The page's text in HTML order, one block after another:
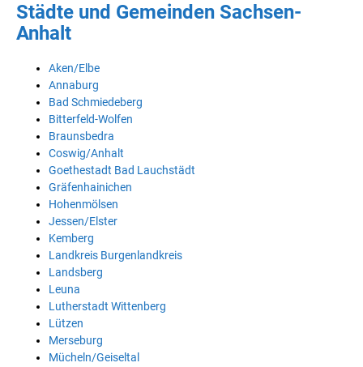
Städte und Gemeinden Sachsen-
Anhalt
Aken/Elbe
Annaburg
Bad Schmiedeberg
Bitterfeld-Wolfen
Braunsbedra
Coswig/Anhalt
Goethestadt Bad Lauchstädt
Gräfenhainichen
Hohenmölsen
Jessen/Elster
Kemberg
Landkreis Burgenlandkreis
Landsberg
Leuna
Lutherstadt Wittenberg
Lützen
Merseburg
Mücheln/Geiseltal